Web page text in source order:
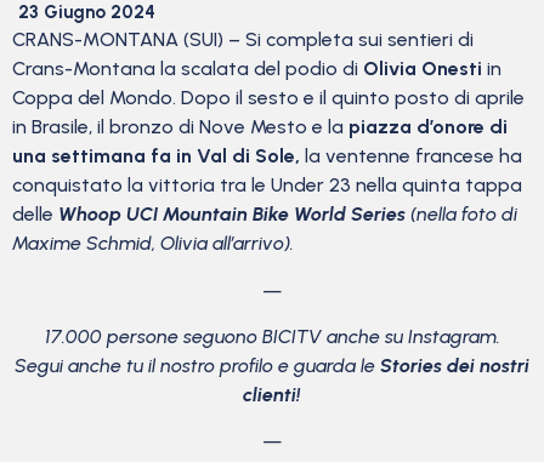
23 Giugno 2024
CRANS-MONTANA (SUI) – Si completa sui sentieri di
Crans-Montana la scalata del podio di Olivia Onesti in
Coppa del Mondo. Dopo il sesto e il quinto posto di aprile
in Brasile, il bronzo di Nove Mesto e la piazza d’onore di
una settimana fa in Val di Sole, la ventenne francese ha
conquistato la vittoria tra le Under 23 nella quinta tappa
delle Whoop UCI Mountain Bike World Series (nella foto di
Maxime Schmid, Olivia all’arrivo).
—
17.000 persone seguono BICITV anche su Instagram.
Segui anche tu il nostro profilo e guarda le Stories dei nostri
clienti!
—